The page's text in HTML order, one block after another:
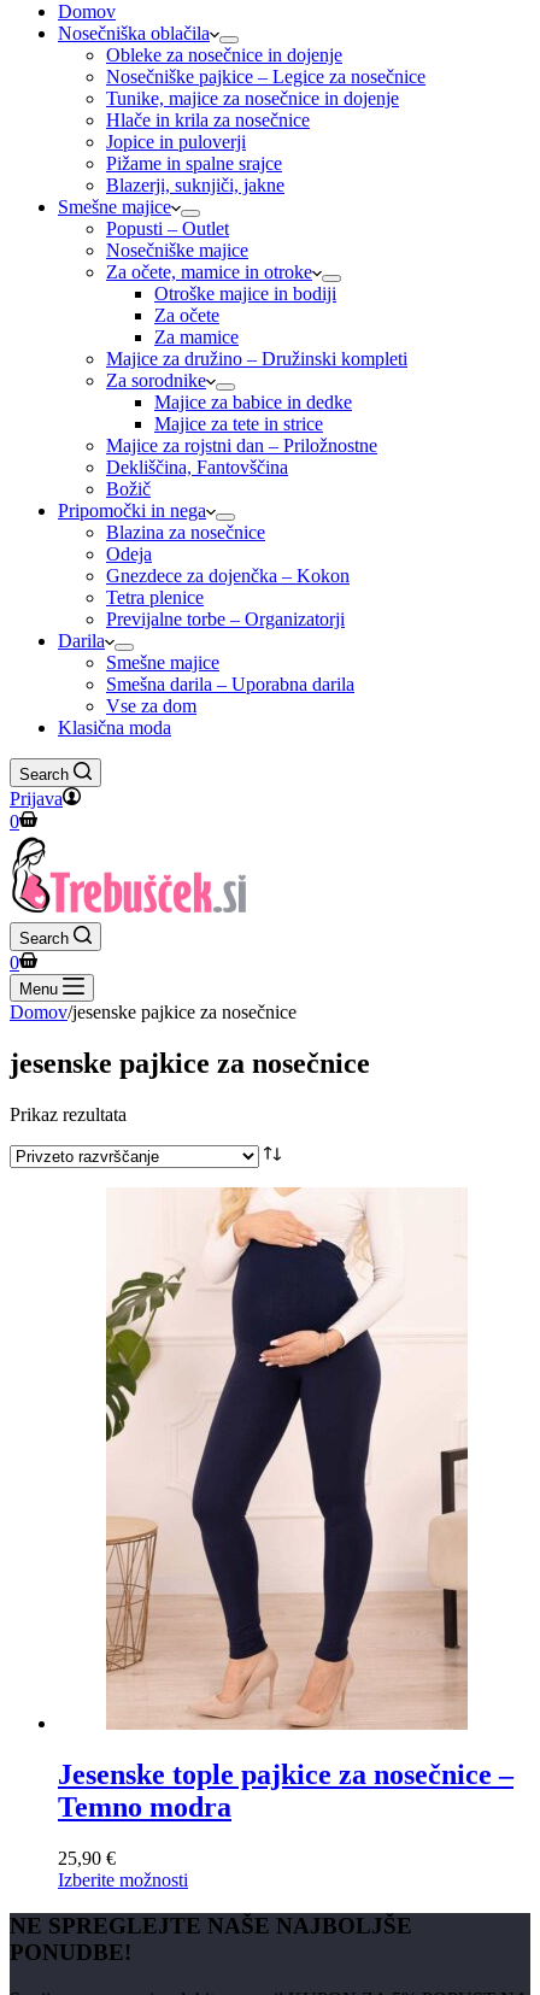
Domov
Nosečniška oblačila
Obleke za nosečnice in dojenje
Nosečniške pajkice – Legice za nosečnice
Tunike, majice za nosečnice in dojenje
Hlače in krila za nosečnice
Jopice in puloverji
Pižame in spalne srajce
Blazerji, suknjiči, jakne
Smešne majice
Popusti – Outlet
Nosečniške majice
Za očete, mamice in otroke
Otroške majice in bodiji
Za očete
Za mamice
Majice za družino – Družinski kompleti
Za sorodnike
Majice za babice in dedke
Majice za tete in strice
Majice za rojstni dan – Priložnostne
Dekliščina, Fantovščina
Božič
Pripomočki in nega
Blazina za nosečnice
Odeja
Gnezdece za dojenčka – Kokon
Tetra plenice
Previjalne torbe – Organizatorji
Darila
Smešne majice
Smešna darila – Uporabna darila
Vse za dom
Klasična moda
Search
Prijava
Shopping
cart
0
Search
Shopping
cart
0
Menu
Domov/jesenske pajkice za nosečnice
jesenske pajkice za nosečnice
Prikaz rezultata
Jesenske tople pajkice za nosečnice –
Temno modra
25,90 €
Izberite možnosti
ima
NE SPREGLEJTE NAŠE NAJBOLJŠE
PONUDBE!